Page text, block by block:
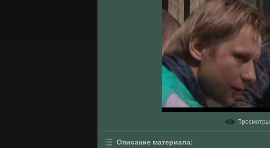
Просмотры
Описание материала: